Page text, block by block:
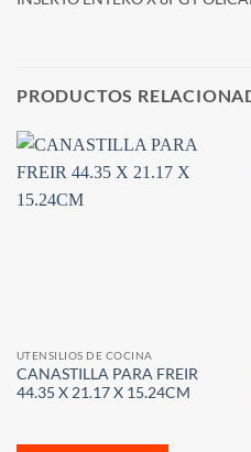
PRODUCTOS
UTENSILIOS DE COCINA
CANASTILLA PARA FREIR
44.35 X 21.17 X 15.24CM